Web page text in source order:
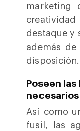
marketing
destaque y
además
disposición.
Poseen
necesarios
Así como
fusil, las